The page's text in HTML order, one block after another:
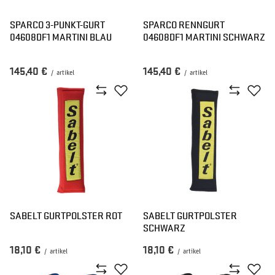
SPARCO 3-PUNKT-GURT
04608DF1 MARTINI BLAU
145,40 € / artikel
SPARCO RENNGURT
04608DF1 MARTINI SCHWARZ
145,40 € / artikel
SABELT GURTPOLSTER ROT
18,10 € / artikel
SABELT GURTPOLSTER
SCHWARZ
18,10 € / artikel